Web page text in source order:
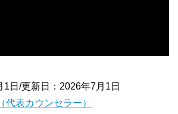
日/更新日：2026年7月1日
代表カウンセラー）